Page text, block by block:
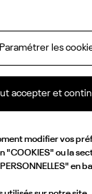
Ajouter au panier
rectangulaire de
et originalité.
fabriquée à la main
Paramétrer les
accepter et
modifier vos
"COOKIES" ou la
PERSONNELLES" en